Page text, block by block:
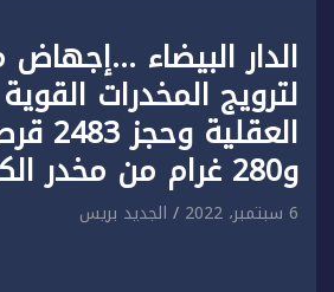
الدار البيضاء …إجهاض
لترويج المخدرات
و280 غرام من مخدر الكوكايين.
6 سبتمبر، 2022 الجديد بريس